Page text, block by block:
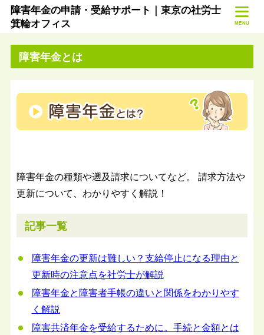
障害年金の申請・受給サポート｜東京の社労士
箕輪オフィス
MENU
障害年金とは
障害年金の種類や遡及請求についてなど。 請求方法や
更新について、わかりやすく解説！
記事一覧
障害年金の更新は難しい？支給停止になる理由と
更新時の注意点を社労士が解説
障害年金と障害者手帳の違いと関係をわかりやす
く解説
障害共済年金を受給するために。手続と金額とは